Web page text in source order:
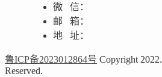
微 信：
邮 箱：
地 址：
鲁ICP备2023012864号 Copyright 2022.
Reserved.